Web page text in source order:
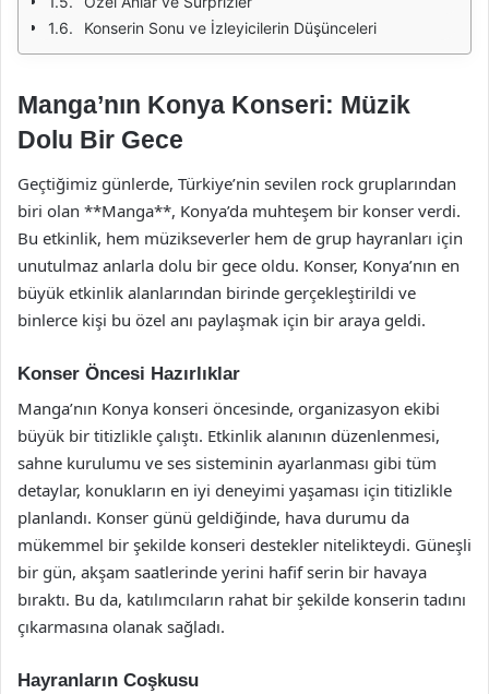
Konserin Sonu ve İzleyicilerin Düşünceleri
Manga’nın Konya Konseri: Müzik
Dolu Bir Gece
Geçtiğimiz günlerde, Türkiye’nin sevilen rock gruplarından
biri olan **Manga**, Konya’da muhteşem bir konser verdi.
Bu etkinlik, hem müzikseverler hem de grup hayranları için
unutulmaz anlarla dolu bir gece oldu. Konser, Konya’nın en
büyük etkinlik alanlarından birinde gerçekleştirildi ve
binlerce kişi bu özel anı paylaşmak için bir araya geldi.
Konser Öncesi Hazırlıklar
Manga’nın Konya konseri öncesinde, organizasyon ekibi
büyük bir titizlikle çalıştı. Etkinlik alanının düzenlenmesi,
sahne kurulumu ve ses sisteminin ayarlanması gibi tüm
detaylar, konukların en iyi deneyimi yaşaması için titizlikle
planlandı. Konser günü geldiğinde, hava durumu da
mükemmel bir şekilde konseri destekler nitelikteydi. Güneşli
bir gün, akşam saatlerinde yerini hafif serin bir havaya
bıraktı. Bu da, katılımcıların rahat bir şekilde konserin tadını
çıkarmasına olanak sağladı.
Hayranların Coşkusu